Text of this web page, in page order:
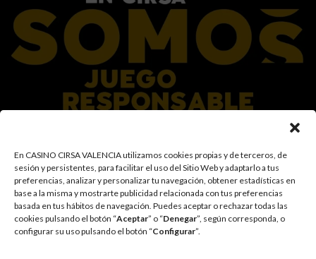
En CASINO CIRSA VALENCIA utilizamos cookies propias y de terceros, de
sesión y persistentes, para facilitar el uso del Sitio Web y adaptarlo a tus
preferencias, analizar y personalizar tu navegación, obtener estadísticas en
base a la misma y mostrarte publicidad relacionada con tus preferencias
basada en tus hábitos de navegación. Puedes aceptar o rechazar todas las
cookies pulsando el botón “Aceptar” o “Denegar”, según corresponda, o
configurar su uso pulsando el botón “Configurar”.
En el Grupo CIRSA promovemos una actitud responsable hacia el juego,
garantizando un entorno seguro y transparente para nuestros clientes y
facilitamos medidas e información para que el juego sea siempre diversión y
entretenimiento, sin utilizarse como vía para afrontar problemas económicos
o emocionales. El acceso está prohibido a menores de 18 años y a las
personas con acceso restringido conforme a los registros de prohibición y/o
autoexclusión que resulten aplicables. También trabajamos para reforzar una
cultura de prevención y concienciación sobre los posibles trastornos